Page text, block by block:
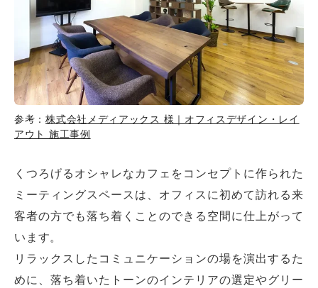
参考：株式会社メディアックス 様｜オフィスデザイン・レイ
アウト 施工事例
くつろげるオシャレなカフェをコンセプトに作られた
ミーティングスペースは、オフィスに初めて訪れる来
客者の方でも落ち着くことのできる空間に仕上がって
います。
リラックスしたコミュニケーションの場を演出するた
めに、落ち着いたトーンのインテリアの選定やグリー